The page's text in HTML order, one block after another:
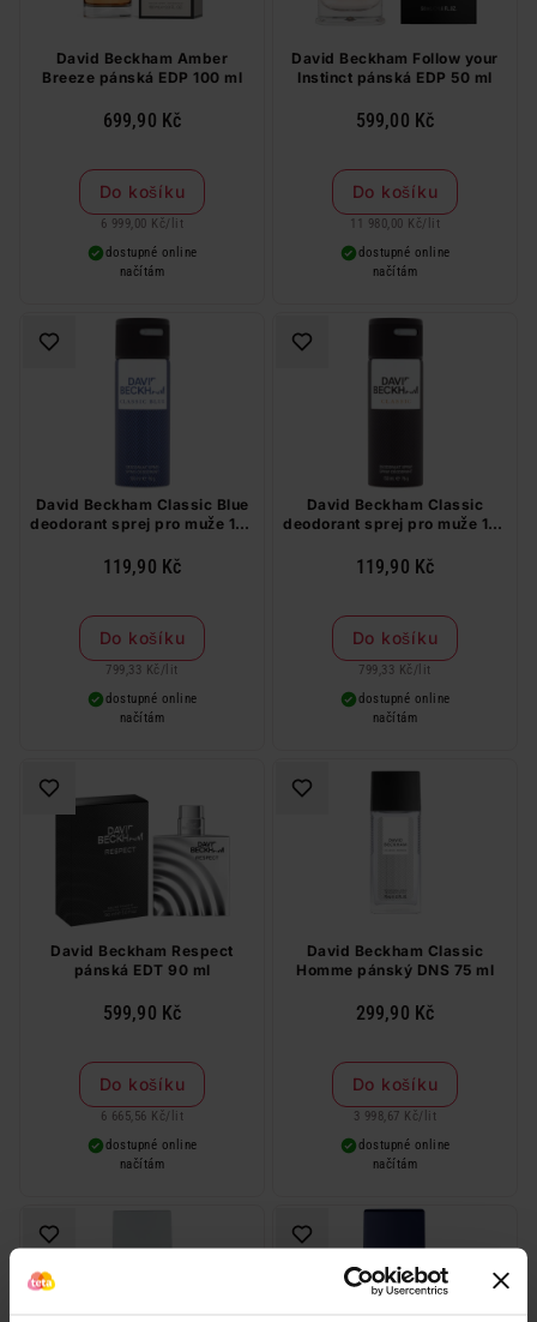
David Beckham Amber
Breeze pánská EDP 100 ml
699,90 Kč
Do košíku
6 999,00 Kč/ lit
dostupné online
načítám
David Beckham Follow your
Instinct pánská EDP 50 ml
599,00 Kč
Do košíku
11 980,00 Kč/ lit
dostupné online
načítám
David Beckham Classic Blue
deodorant sprej pro muže 150
119,90 Kč
Do košíku
799,33 Kč / lit
dostupné online
načítám
David Beckham Classic
deodorant sprej pro muže 150
119,90 Kč
Do košíku
799,33 Kč / lit
dostupné online
načítám
David Beckham Respect
pánská EDT 90 ml
599,90 Kč
Do košíku
6 665,56 Kč/ lit
dostupné online
načítám
David Beckham Classic
Homme pánský DNS 75 ml
299,90 Kč
Do košíku
3 998,67 Kč/ lit
dostupné online
načítám